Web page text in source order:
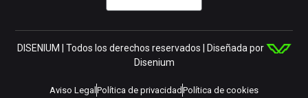
DISENIUM | Todos los derechos reservados | Diseñada por
Disenium
Aviso Legal Política de privacidad Política de cookies